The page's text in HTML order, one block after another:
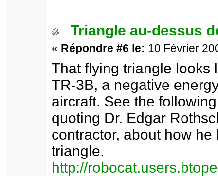
Triangle au-dessus
« Répondre #6 le: 10 Février
That flying triangle looks
TR-3B, a negative
aircraft. See the
quoting Dr. Edgar
contractor, about how
triangle.
http://